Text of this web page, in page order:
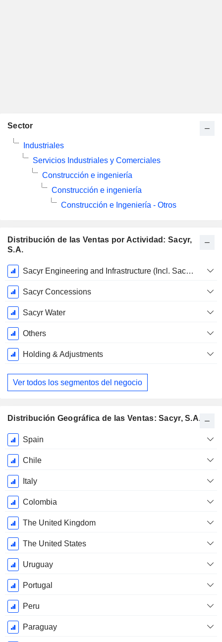
Distribución de las Ventas por Actividad: Sacyr,
S.A.
Período
fiscal:
Diciembre
Sacyr Engineering and Infrastructure (Incl. Sacyr Industrial)
Sacyr Concessions
Sacyr Water
Others
Holding & Adjustments
Ver todos los segmentos del negocio
Distribución Geográfica de las Ventas: Sacyr, S.A.
Período
fiscal:
Diciembre
Spain
Chile
Italy
Colombia
The United Kingdom
The United States
Uruguay
Portugal
Peru
Paraguay
Sector
Industriales
Servicios Industriales y Comerciales
Construcción e ingeniería
Construcción e ingeniería
Construcción e Ingeniería - Otros